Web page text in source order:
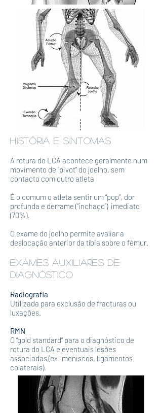
história e SINTOMAS
A rotura do LCA acontece geralmente num
movimento de “pivot” do joelho, sem
contacto com outro atleta
É o comum o atleta sentir um “pop”, dor
profunda e derrame (“inchaço”) imediato
(70%).
O exame do joelho permite avaliar a
deslocação anterior da tíbia sobre o fémur.
EXAMES AUXILIARES DE
DIAGNÓSTICO
Radiografia
Utilizada para exclusão de fracturas ou
luxações.
RMN
O “gold standard” para o diagnóstico de
rotura do LCA e eventuais lesões
associadas (ex: meniscos, ligamentos
colaterais).